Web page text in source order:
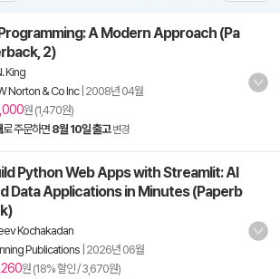
A Modern Approach (Pa
2)
King
Norton & Co Inc| 2008년 04월
원 (1,470원)
로 주문하면 8월 10일 출고 변경
Python Web Apps with Streamlit: AI
Data Applications in Minutes (Paperb
Kochakadan
Publications 2026년 06월
원 (18% 할인 / 3,670원)